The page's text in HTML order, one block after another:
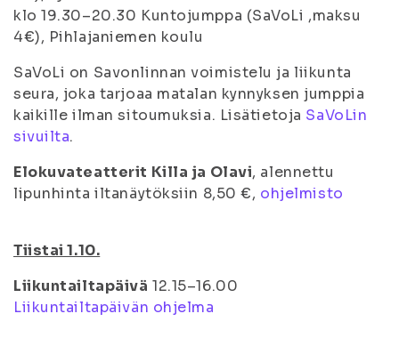
klo 19.30–20.30 Kuntojumppa (SaVoLi ,maksu
4€), Pihlajaniemen koulu
SaVoLi on Savonlinnan voimistelu ja liikunta
seura, joka tarjoaa matalan kynnyksen jumppia
kaikille ilman sitoumuksia. Lisätietoja SaVoLin
sivuilta.
Elokuvateatterit Killa ja Olavi, alennettu
lipunhinta iltanäytöksiin 8,50 €, ohjelmisto
Tiistai 1.10.
Liikuntailtapäivä 12.15–16.00
Liikuntailtapäivän ohjelma